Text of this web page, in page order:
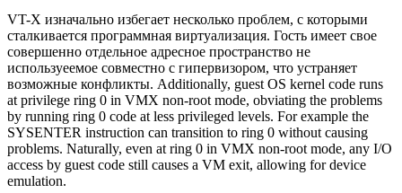
VT-X изначально избегает несколько проблем, с которыми
сталкивается программная виртуализация. Гость имеет свое
совершенно отдельное адресное пространство не
используеемое совместно с гипервизором, что устраняет
возможные конфликты. Additionally, guest OS kernel code runs
at privilege ring 0 in VMX non-root mode, obviating the problems
by running ring 0 code at less privileged levels. For example the
SYSENTER instruction can transition to ring 0 without causing
problems. Naturally, even at ring 0 in VMX non-root mode, any I/O
access by guest code still causes a VM exit, allowing for device
emulation.